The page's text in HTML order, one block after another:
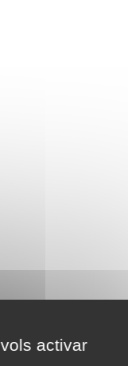
activar